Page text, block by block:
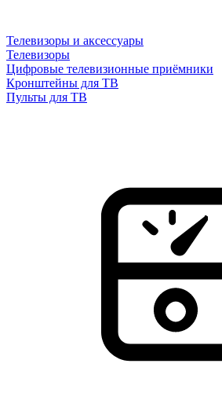
Телевизоры и аксессуары
Телевизоры
Цифровые телевизионные приёмники
Кронштейны для ТВ
Пульты для ТВ